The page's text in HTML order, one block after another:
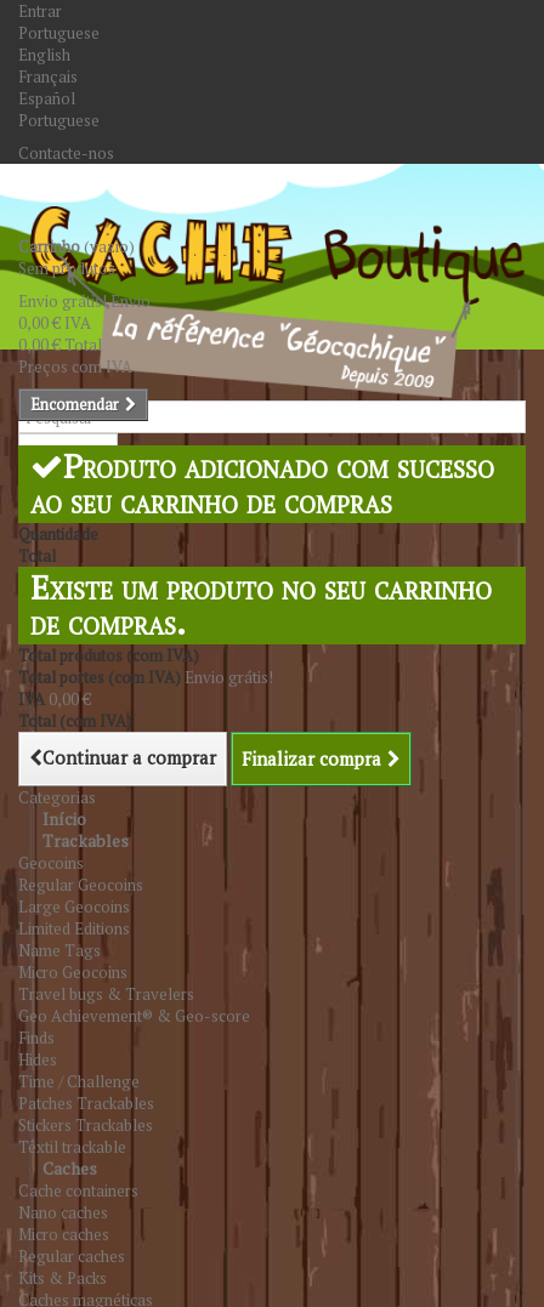
Entrar
Portuguese
English
Français
Español
Portuguese
Contacte-nos
Pesquisar
Carrinho(vazio)
Sem produtos
Envio grátis!Envio
0,00 € IVA
0,00 €Total
Preços com IVA
Encomendar
Produto adicionado com sucesso
ao seu carrinho de compras
Quantidade
Total
Existe um produto no seu carrinho
de compras.
Total produtos (com IVA)
Total portes (com IVA) Envio grátis!
IVA 0,00 €
Total (com IVA)
Continuar a comprar Finalizar compra
Categorias
Início
Trackables
Geocoins
Regular Geocoins
Large Geocoins
Limited Editions
Name Tags
Micro Geocoins
Travel bugs & Travelers
Geo Achievement® & Geo-score
Finds
Hides
Time / Challenge
Patches Trackables
Stickers Trackables
Têxtil trackable
Caches
Cache containers
Nano caches
Micro caches
Regular caches
Kits & Packs
Caches magnéticas